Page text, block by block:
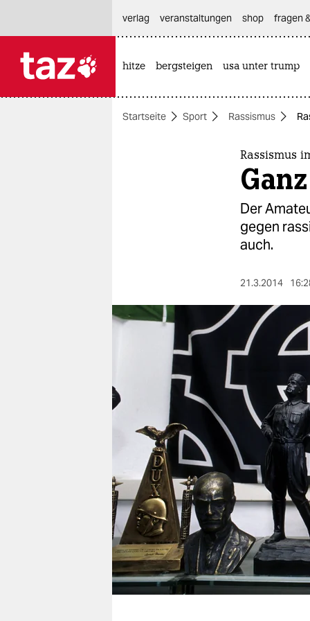
themen
berlin
wahrheit
verlag
veranstaltungen
shop
fragen & hilfe
unterstützen
abo
genossenschaft
verlag
veranstaltungen shop fragen
hitze bergsteigen usa unter trump
Startseite Sport Rassismus
Rassismus
Der
gegen
auch.
21.3.2014